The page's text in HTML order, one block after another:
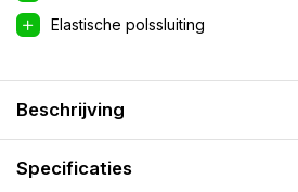
Elastische polssluiting
Beschrijving
Specificaties